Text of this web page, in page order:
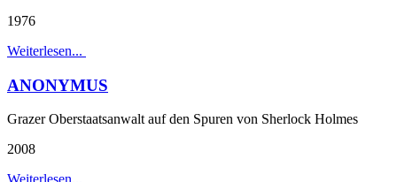
1976
Weiterlesen...
ANONYMUS
Grazer Oberstaatsanwalt auf den Spuren von Sherlock Holmes
2008